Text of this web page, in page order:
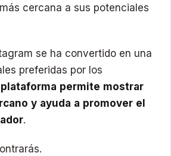
cercana a sus potenciales
se ha convertido en una
preferidas por los
plataforma permite mostrar
y ayuda a promover el
.